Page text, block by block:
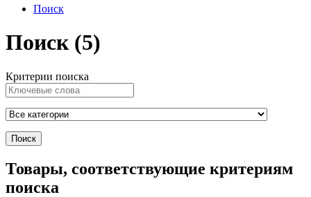
Поиск
Поиск (5)
Критерии поиска
Товары, соответствующие критериям
поиска